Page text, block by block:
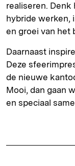
realiseren. Denk
hybride werken,
en groei van het
Daarnaast
Deze
de nieuwe
Mooi, dan gaan
en speciaal